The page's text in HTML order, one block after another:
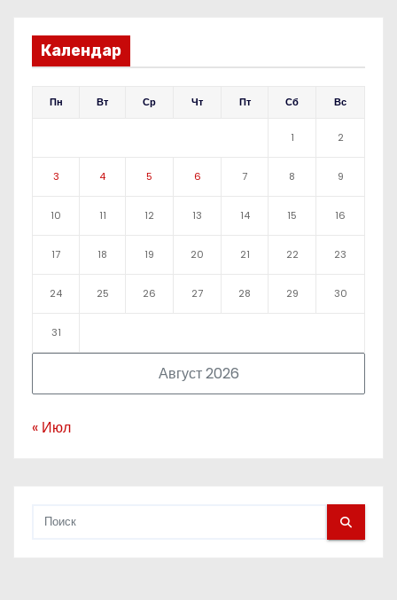
Календар
Август 2026
Пн Вт Ср Чт Пт Сб Вс
1 2
3 4 5 6 7 8 9
10 11 12 13 14 15 16
17 18 19 20 21 22 23
24 25 26 27 28 29 30
31
« Июл